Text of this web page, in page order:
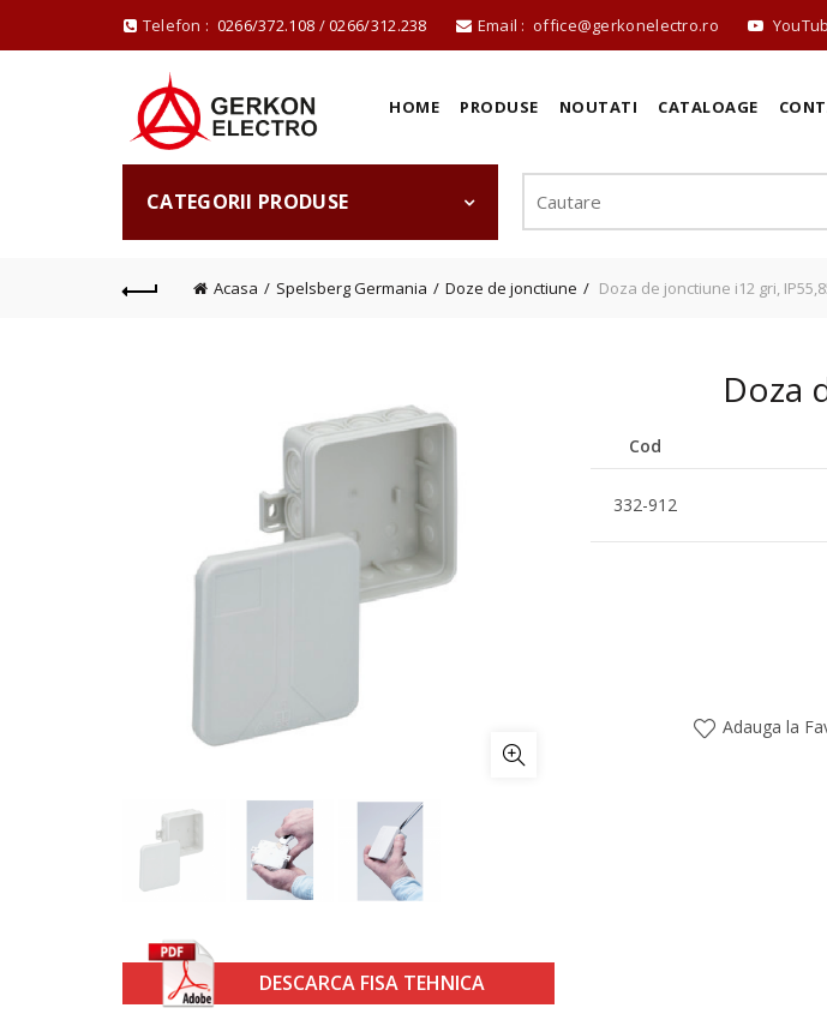
Telefon : 0266/372.108 /0266/312.238 Email : office@gerkonelectro.ro
HOME PRODUSE NOUTATI CATALOAGE
CATEGORII PRODUSE
Acasa Spelsberg Germania Doze de jonctiune Doza de jonctiune i12 gri,
DESCARCA FISA TEHNICA
Doza
Cod
332-912
Adauga la